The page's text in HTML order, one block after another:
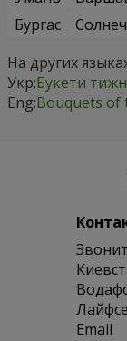
Бургас
На других
Укр:Букети
Eng:Bouquets of
Email